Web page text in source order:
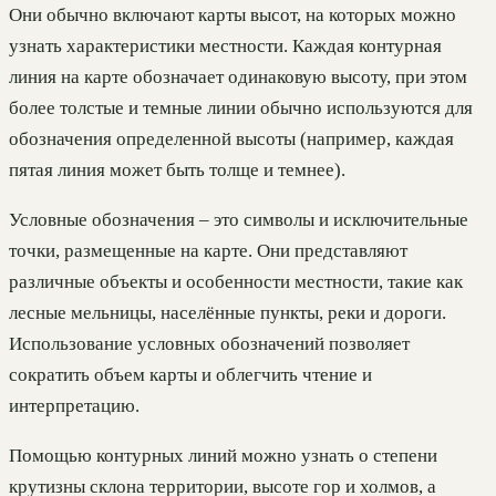
Они обычно включают карты высот, на которых можно
узнать характеристики местности. Каждая контурная
линия на карте обозначает одинаковую высоту, при этом
более толстые и темные линии обычно используются для
обозначения определенной высоты (например, каждая
пятая линия может быть толще и темнее).
Условные обозначения – это символы и исключительные
точки, размещенные на карте. Они представляют
различные объекты и особенности местности, такие как
лесные мельницы, населённые пункты, реки и дороги.
Использование условных обозначений позволяет
сократить объем карты и облегчить чтение и
интерпретацию.
Помощью контурных линий можно узнать о степени
крутизны склона территории, высоте гор и холмов, а